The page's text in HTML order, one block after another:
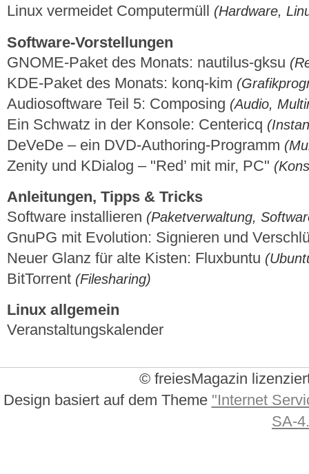
Linux vermeidet Computermüll (Hardware,
Software-Vorstellungen
GNOME-Paket des Monats: nautilus-gksu
KDE-Paket des Monats: konq-kim
Audiosoftware Teil 5: Composing (Audio,
Ein Schwatz in der Konsole: Centericq
DeVeDe – ein DVD-Authoring-Programm
Zenity und KDialog – "Red’ mit mir, PC"
Anleitungen, Tipps & Tricks
Software installieren (Paketverwaltung,
GnuPG mit Evolution: Signieren und
Neuer Glanz für alte Kisten: Fluxbuntu
BitTorrent (Filesharing)
Linux allgemein
Veranstaltungskalender
© freiesMagazin
Design basiert auf dem Theme "Internet
SA-